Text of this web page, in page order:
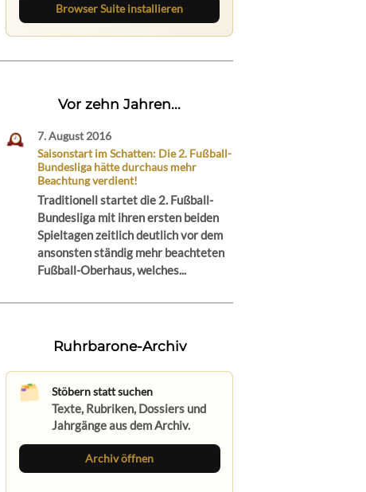
Browser Suite installieren
Vor zehn Jahren...
7. August 2016
Saisonstart im Schatten: Die 2. Fußball-
Bundesliga hätte durchaus mehr
Beachtung verdient!
Traditionell startet die 2. Fußball-
Bundesliga mit ihren ersten beiden
Spieltagen zeitlich deutlich vor dem
ansonsten ständig mehr beachteten
Fußball-Oberhaus, welches...
Ruhrbarone-Archiv
Stöbern statt suchen
Texte, Rubriken, Dossiers und
Jahrgänge aus dem Archiv.
Archiv öffnen